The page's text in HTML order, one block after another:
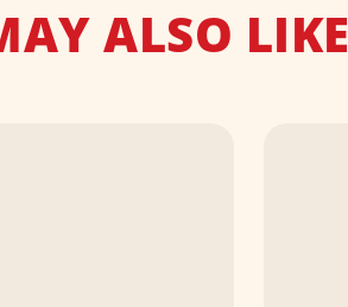
ALSO LIKE